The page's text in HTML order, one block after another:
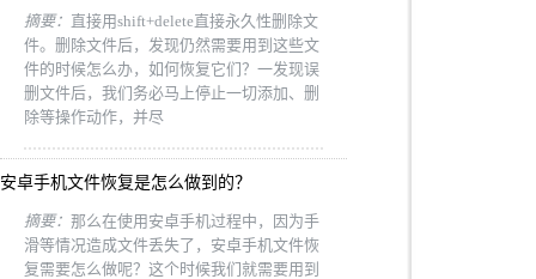
摘要： 直接用shift+delete直接永久性删除文
件。删除文件后，发现仍然需要用到这些文
件的时候怎么办，如何恢复它们？一发现误
删文件后，我们务必马上停止一切添加、删
除等操作动作，并尽
安卓手机文件恢复是怎么做到的？
摘要： 那么在使用安卓手机过程中，因为手
滑等情况造成文件丢失了，安卓手机文件恢
复需要怎么做呢？这个时候我们就需要用到